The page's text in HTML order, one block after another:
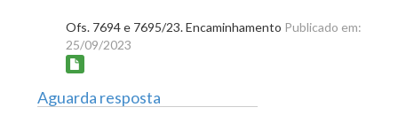
Ofs. 7694 e 7695/23. Encaminhamento Publicado em:
25/09/2023
Aguarda resposta